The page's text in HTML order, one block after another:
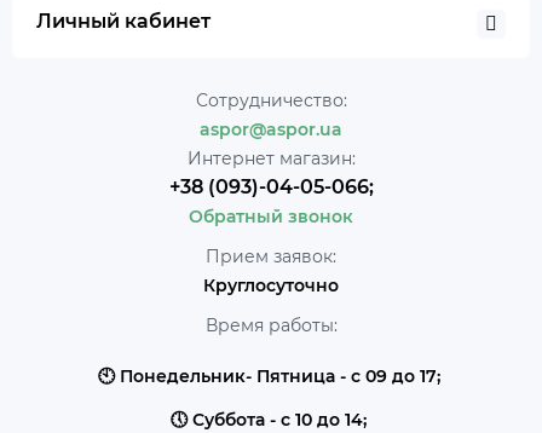
Личный кабинет
Сотрудничество:
aspor@aspor.ua
Интернет магазин:
+38 (093)-04-05-066;
Обратный звонок
Прием заявок:
Круглосуточно
Время работы:
🕙 Понедельник- Пятница - с 09 до 17;
🕔 Суббота - с 10 до 14;